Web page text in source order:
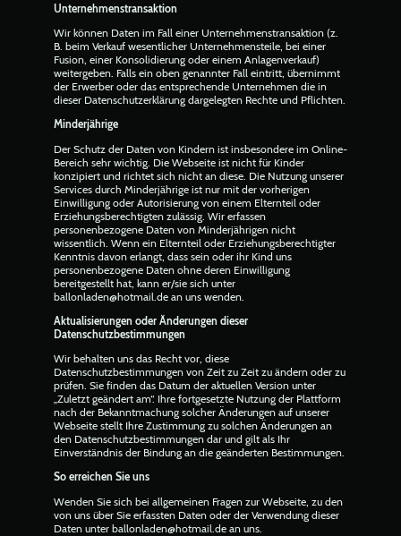
Unternehmenstransaktion
Wir können Daten im Fall einer Unternehmenstransaktion (z.
B. beim Verkauf wesentlicher Unternehmensteile, bei einer
Fusion, einer Konsolidierung oder einem Anlagenverkauf)
weitergeben. Falls ein oben genannter Fall eintritt, übernimmt
der Erwerber oder das entsprechende Unternehmen die in
dieser Datenschutzerklärung dargelegten Rechte und Pflichten.
Minderjährige
Der Schutz der Daten von Kindern ist insbesondere im Online-
Bereich sehr wichtig. Die Webseite ist nicht für Kinder
konzipiert und richtet sich nicht an diese. Die Nutzung unserer
Services durch Minderjährige ist nur mit der vorherigen
Einwilligung oder Autorisierung von einem Elternteil oder
Erziehungsberechtigten zulässig. Wir erfassen
personenbezogene Daten von Minderjährigen nicht
wissentlich. Wenn ein Elternteil oder Erziehungsberechtigter
Kenntnis davon erlangt, dass sein oder ihr Kind uns
personenbezogene Daten ohne deren Einwilligung
bereitgestellt hat, kann er/sie sich unter
ballonladen@hotmail.de an uns wenden.
Aktualisierungen oder Änderungen dieser
Datenschutzbestimmungen
Wir behalten uns das Recht vor, diese
Datenschutzbestimmungen von Zeit zu Zeit zu ändern oder zu
prüfen. Sie finden das Datum der aktuellen Version unter
„Zuletzt geändert am“. Ihre fortgesetzte Nutzung der Plattform
nach der Bekanntmachung solcher Änderungen auf unserer
Webseite stellt Ihre Zustimmung zu solchen Änderungen an
den Datenschutzbestimmungen dar und gilt als Ihr
Einverständnis der Bindung an die geänderten Bestimmungen.
So erreichen Sie uns
Wenden Sie sich bei allgemeinen Fragen zur Webseite, zu den
von uns über Sie erfassten Daten oder der Verwendung dieser
Daten unter ballonladen@hotmail.de an uns.